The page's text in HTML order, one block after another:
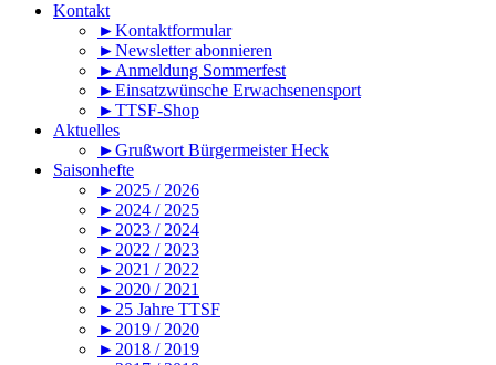
Kontakt
►Kontaktformular
►Newsletter abonnieren
►Anmeldung Sommerfest
►Einsatzwünsche Erwachsenensport
►TTSF-Shop
Aktuelles
►Grußwort Bürgermeister Heck
Saisonhefte
►2025 / 2026
►2024 / 2025
►2023 / 2024
►2022 / 2023
►2021 / 2022
►2020 / 2021
►25 Jahre TTSF
►2019 / 2020
►2018 / 2019